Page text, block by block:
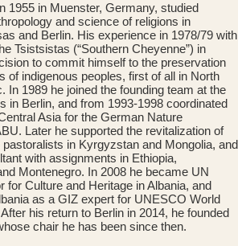
1955 in Muenster, Germany, studied
and science of religions in
and Berlin. His experience in 1978/79 with
Tsistsistas (“Southern Cheyenne”) in
to commit himself to the preservation
of indigenous peoples, first of all in North
In 1989 he joined the founding team at the
in Berlin, and from 1993-1998 coordinated
Asia for the German Nature
Later he supported the revitalization of
in Kyrgyzstan and Mongolia, and
with assignments in Ethiopia,
Montenegro. In 2008 he became UN
for Culture and Heritage in Albania, and
as a GIZ expert for UNESCO World
his return to Berlin in 2014, he founded
chair he has been since then.